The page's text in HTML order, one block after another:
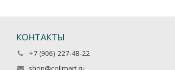
КОНТАКТЫ
+7 (906) 227-48-22